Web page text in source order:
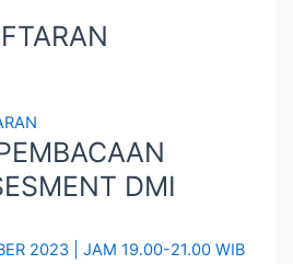
DMI
2023 | JAM 19.00-21.00 WIB